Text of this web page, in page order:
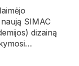
SIMAC
dizainą